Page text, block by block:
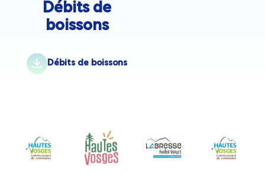
Débits de
boissons
Débits de boissons